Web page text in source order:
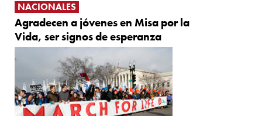
NACIONALES
Agradecen a jóvenes en Misa por la
Vida, ser signos de esperanza